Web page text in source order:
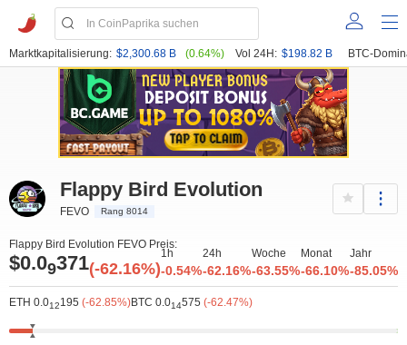
Marktkapitalisierung: $2,300.68 B (0.64%) Vol 24H: $198.82 B BTC-
Flappy Bird Evolution
FEVO Rang 8014
Flappy Bird Evolution FEVO Preis:
$0.09371(-62.16%)
1h
-0.54%
24h
-62.16%
Woche
-63.55%
Monat
-66.10%
Jahr
-85.05%
ETH 0.012195 (-62.85%)BTC 0.014575 (-62.47%)